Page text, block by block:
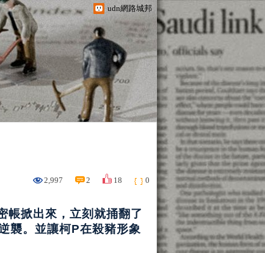
udn網路城邦
2,997 2 18 0
帳掀出來，立刻就捅翻了
襲。並讓柯P在殺豬形象